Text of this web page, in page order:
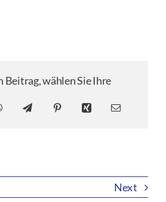
Beitrag, wählen Sie Ihre
Next